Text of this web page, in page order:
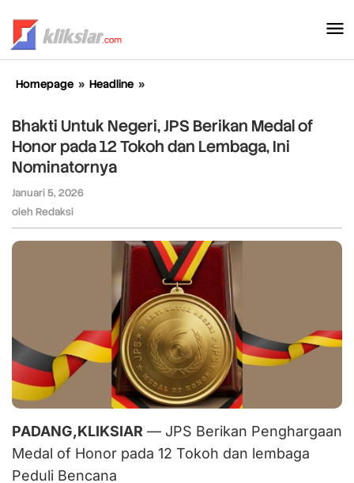
konten
Homepage » Headline »
Negeri,
JPS
Berikan
12
Tokoh
dan
Lembaga,
Ini
Nominatornya
Bhakti Untuk Negeri, JPS Berikan Medal of
Honor pada 12 Tokoh dan Lembaga, Ini
Nominatornya
Januari 5, 2026
oleh Redaksi
PADANG,KLIKSIAR — JPS Berikan Penghargaan
Medal of Honor pada 12 Tokoh dan lembaga
Peduli Bencana